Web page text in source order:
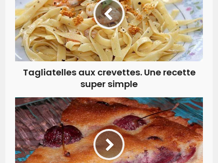
Tagliatelles aux crevettes. Une recette
super simple